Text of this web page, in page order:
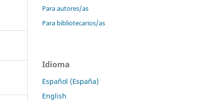
Para autores/as
Para bibliotecarios/as
Idioma
Español (España)
English